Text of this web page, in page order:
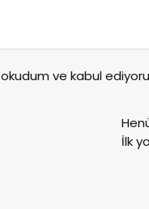
okudum ve kabul
İlk